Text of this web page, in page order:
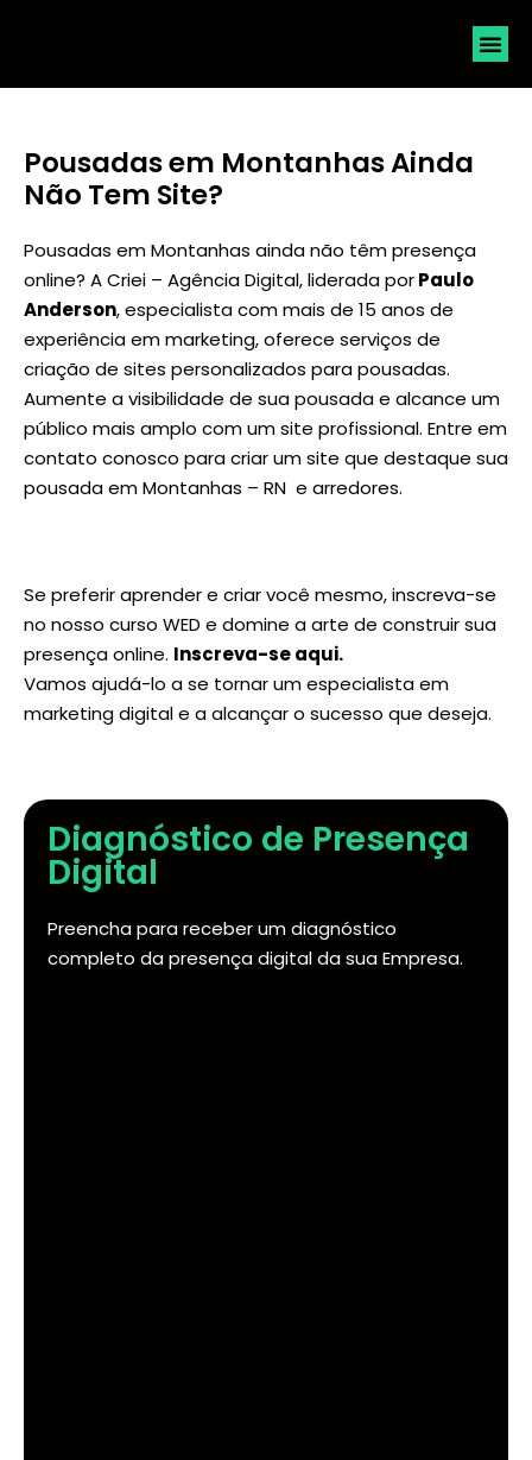
Pousadas em Montanhas Ainda
Não Tem Site?
Pousadas em Montanhas ainda não têm presença
online? A Criei – Agência Digital, liderada porPaulo
Anderson, especialista com mais de 15 anos de
experiência em marketing, oferece serviços de
criação de sites personalizados para pousadas.
Aumente a visibilidade de sua pousada e alcance um
público mais amplo com um site profissional. Entre em
contato conosco para criar um site que destaque sua
pousada em Montanhas – RN e arredores.
Se preferir aprender e criar você mesmo, inscreva-se
no nosso curso WED e domine a arte de construir sua
presença online. Inscreva-se aqui.
Vamos ajudá-lo a se tornar um especialista em
marketing digital e a alcançar o sucesso que deseja.
Diagnóstico de Presença
Digital
Preencha para receber um diagnóstico
completo da presença digital da sua Empresa.